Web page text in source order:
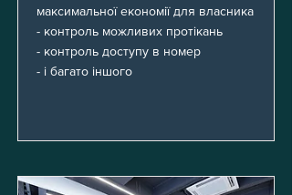
максимальної економії для власника
- контроль можливих протікань
- контроль доступу в номер
- і багато іншого